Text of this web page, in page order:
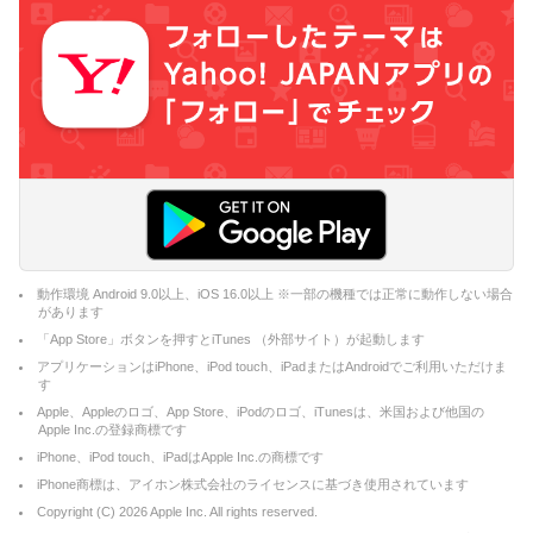
動作環境 Android 9.0以上、iOS 16.0以上 ※一部の機種では正常に動作しない場合
があります
「App Store」ボタンを押すとiTunes （外部サイト）が起動します
アプリケーションはiPhone、iPod touch、iPadまたはAndroidでご利用いただけま
す
Apple、Appleのロゴ、App Store、iPodのロゴ、iTunesは、米国および他国の
Apple Inc.の登録商標です
iPhone、iPod touch、iPadはApple Inc.の商標です
iPhone商標は、アイホン株式会社のライセンスに基づき使用されています
Copyright (C) 2026Apple Inc. All rights reserved.